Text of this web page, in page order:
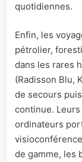
quotidiennes.
Enfin, les
pétrolier,
dans les rares
(Radisson Blu,
de secours
continue.
ordinateurs
de gamme, les